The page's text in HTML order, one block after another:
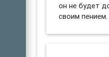
он не будет
своим